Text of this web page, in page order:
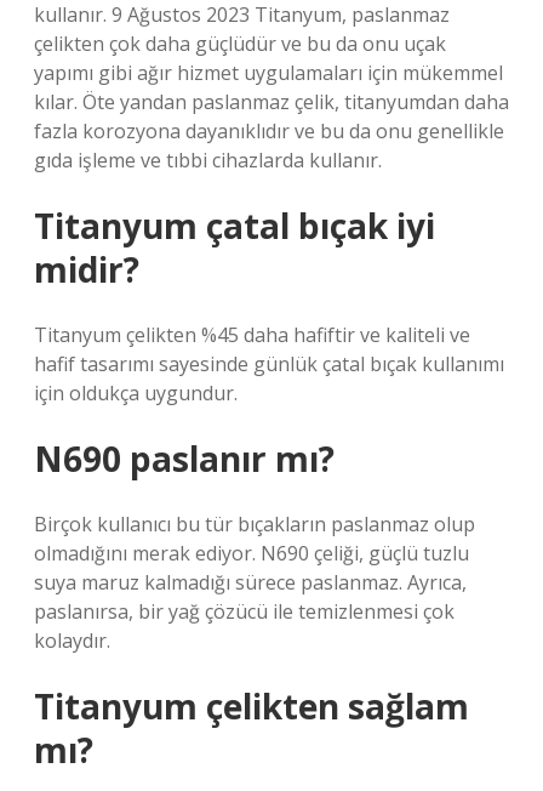
kullanır. 9 Ağustos 2023 Titanyum, paslanmaz
çelikten çok daha güçlüdür ve bu da onu uçak
yapımı gibi ağır hizmet uygulamaları için mükemmel
kılar. Öte yandan paslanmaz çelik, titanyumdan daha
fazla korozyona dayanıklıdır ve bu da onu genellikle
gıda işleme ve tıbbi cihazlarda kullanır.
Titanyum çatal bıçak iyi
midir?
Titanyum çelikten %45 daha hafiftir ve kaliteli ve
hafif tasarımı sayesinde günlük çatal bıçak kullanımı
için oldukça uygundur.
N690 paslanır mı?
Birçok kullanıcı bu tür bıçakların paslanmaz olup
olmadığını merak ediyor. N690 çeliği, güçlü tuzlu
suya maruz kalmadığı sürece paslanmaz. Ayrıca,
paslanırsa, bir yağ çözücü ile temizlenmesi çok
kolaydır.
Titanyum çelikten sağlam
mı?